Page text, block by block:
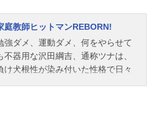
庭教師ヒットマンREBORN!
強ダメ、運動ダメ、何をやらせて
不器用な沢田綱吉、通称ツナは、
け犬根性が染み付いた性格で日々